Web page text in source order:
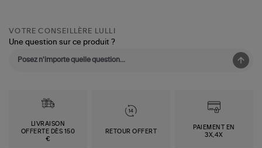
VOTRE CONSEILLÈRE LULLI
Une question sur ce produit ?
LIVRAISON
OFFERTE DÈS 150
€
RETOUR OFFERT
PAIEMENT EN
3X,4X